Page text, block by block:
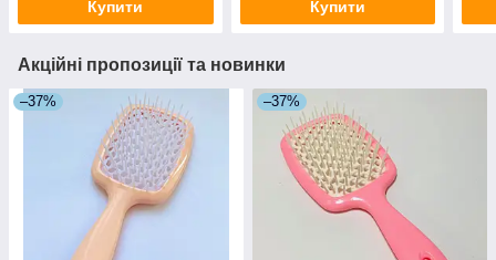
Купити Купити
Акційні пропозиції та новинки
–37% –37%